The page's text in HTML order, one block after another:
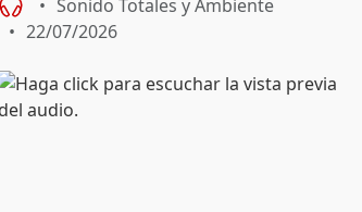
Sonido Totales y Ambiente
22/07/2026